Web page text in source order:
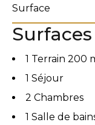
Surface
Surfaces
1 Terrain 200
1 Séjour
2 Chambres
1 Salle de